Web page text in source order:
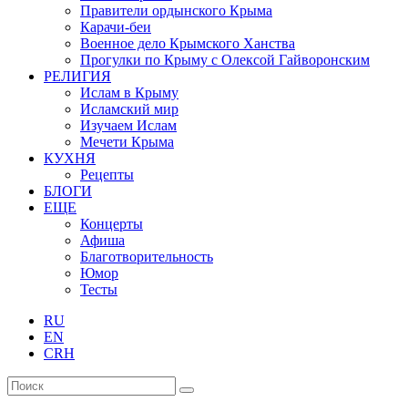
Правители ордынского Крыма
Карачи-беи
Военное дело Крымского Ханства
Прогулки по Крыму с Олексой Гайворонским
РЕЛИГИЯ
Ислам в Крыму
Исламский мир
Изучаем Ислам
Мечети Крыма
КУХНЯ
Рецепты
БЛОГИ
ЕЩЕ
Концерты
Афиша
Благотворительность
Юмор
Тесты
RU
EN
CRH